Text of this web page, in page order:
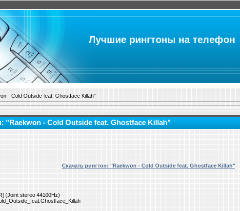
Лучшие рингтоны на телефон
- Cold Outside feat. Ghostface Killah"
"Raekwon - Cold Outside feat. Ghostface Killah"
Скачать рингтон: "Raekwon - Cold Outside feat. Ghostface Killah"
(Joint stereo 44100Hz)